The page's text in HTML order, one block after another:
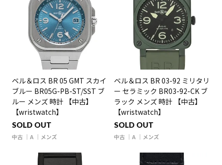
ベル＆ロス BR 05 GMT スカイ
ブルー BR05G-PB-ST/SST ブ
ルー メンズ 時計 【中古】
【wristwatch】
SOLD OUT
中古 A メンズ
ベル＆ロス BR 03-92 ミリタリ
ー セラミック BR03-92-CK ブ
ラック メンズ 時計 【中古】
【wristwatch】
SOLD OUT
中古 A メンズ